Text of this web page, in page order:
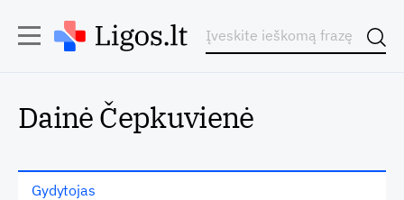
Dainė Čepkuvienė
Gydytojas